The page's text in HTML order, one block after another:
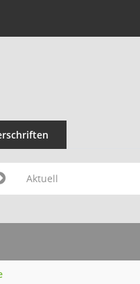
Aktuell